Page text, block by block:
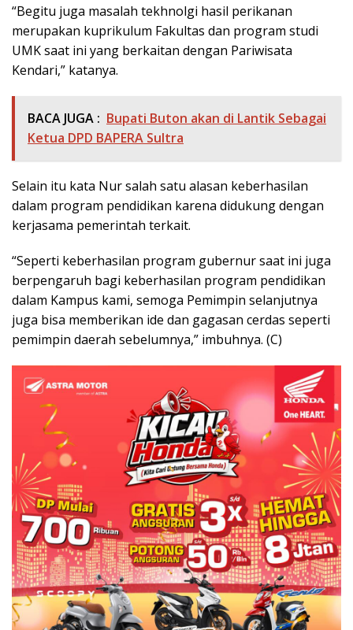
“Begitu juga masalah tekhnolgi hasil perikanan
merupakan kuprikulum Fakultas dan program studi
UMK saat ini yang berkaitan dengan Pariwisata
Kendari,” katanya.
BACA JUGA : Bupati Buton akan di Lantik Sebagai
Ketua DPD BAPERA Sultra
Selain itu kata Nur salah satu alasan keberhasilan
dalam program pendidikan karena didukung dengan
kerjasama pemerintah terkait.
“Seperti keberhasilan program gubernur saat ini juga
berpengaruh bagi keberhasilan program pendidikan
dalam Kampus kami, semoga Pemimpin selanjutnya
juga bisa memberikan ide dan gagasan cerdas seperti
pemimpin daerah sebelumnya,” imbuhnya. (C)